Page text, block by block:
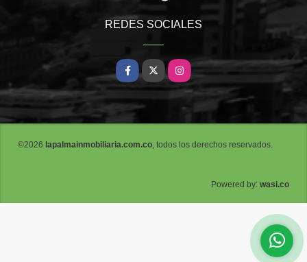
REDES SOCIALES
Facebook
X Instagram
©2026 lapalmainmobiliaria.com.co, todos los derechos reservados.
Powered by: wasi.co